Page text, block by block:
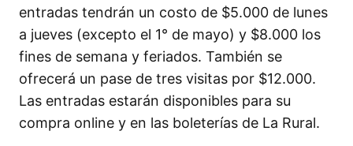
entradas tendrán un costo de $5.000 de lunes
a jueves (excepto el 1° de mayo) y $8.000 los
fines de semana y feriados. También se
ofrecerá un pase de tres visitas por $12.000.
Las entradas estarán disponibles para su
compra online y en las boleterías de La Rural.​